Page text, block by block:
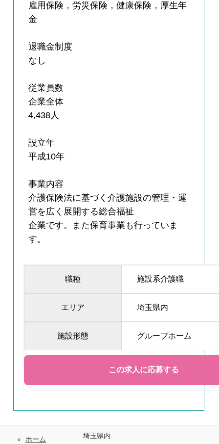
雇用保険，労災保険，健康保険，厚生年
金
退職金制度
なし
従業員数
企業全体
4,438人
設立年
平成10年
事業内容
介護保険法に基づく介護施設の管理・運
営を広く展開する総合福祉
企業です。また保育事業も行っていま
す。
職種 施設系介護職
エリア 埼玉県内
施設形態 グループホーム
ホーム
埼玉県内